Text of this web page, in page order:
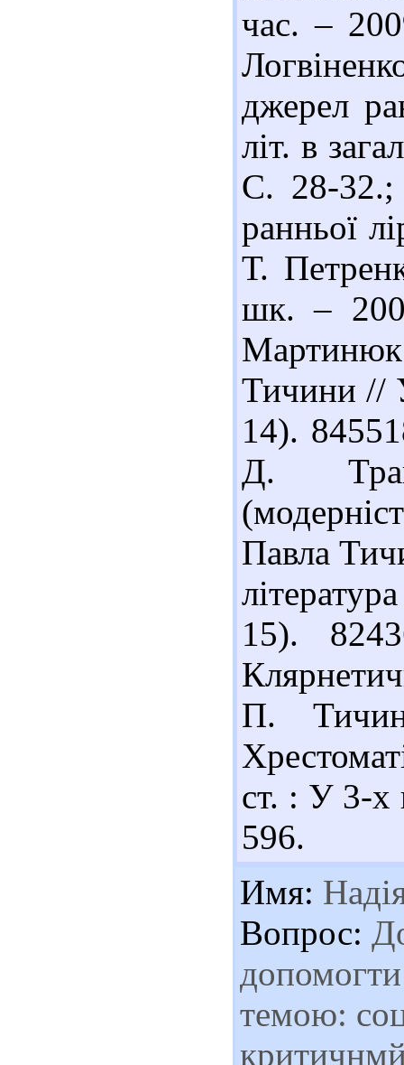
час. –
джерел
літ. в
С. 28-
ранньої
Т.
шк. –
Мартинюк
Тичини //
14).
Д.
Павла
15).
П.
ст. : У 3-
596.
Имя:
Вопрос:
допомогти
темою:
критичнмй